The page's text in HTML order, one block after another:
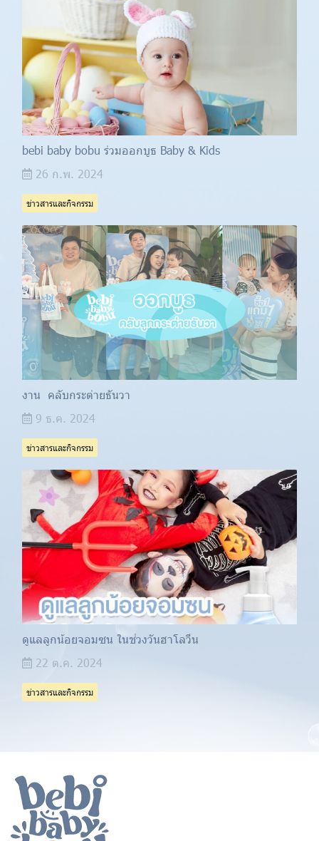
bebi baby bobu ร่วมออกบูธ Baby & Kids
26 ก.พ. 2024
ข่าวสารและกิจกรรม
งาน คลับกระต่ายธันวา
9 ธ.ค. 2024
ข่าวสารและกิจกรรม
ดูแลลูกน้อยจอมซน ในช่วงวันฮาโลวีน
22 ต.ค. 2024
ข่าวสารและกิจกรรม